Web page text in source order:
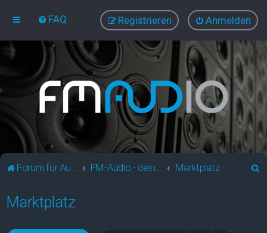
FAQ Anmelden
Registrieren
Forum für Audio und Video Marktplatz
Marktplatz